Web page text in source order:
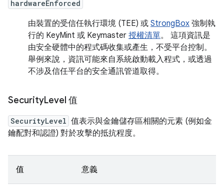
hardwareEnforced
由裝置的受信任執行環境 (TEE) 或 StrongBox 強制執
行的 KeyMint 或 Keymaster 授權清單。 這項資訊是
由安全硬體中的程式碼收集或產生，不受平台控制。
舉例來說，資訊可能來自系統啟動載入程式，或透過
不涉及信任平台的安全通訊管道取得。
SecurityLevel 值
SecurityLevel 值表示與金鑰儲存區相關的元素 (例如金
鑰配對和認證) 對於攻擊的抵抗程度。
值 意義